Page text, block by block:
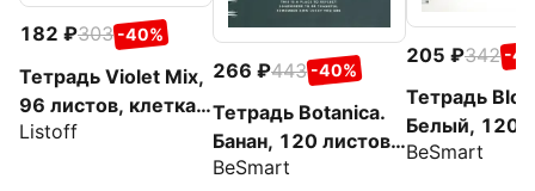
182 303 -40%
Тетрадь Violet Mix,
96 листов, клетка,
в ассортименте
Listoff
266 443 -40%
Тетрадь Botanica.
Банан, 120 листов,
клетка
BeSmart
205 342 -
Тетрадь
Белый, 120
клетка
BeSmart